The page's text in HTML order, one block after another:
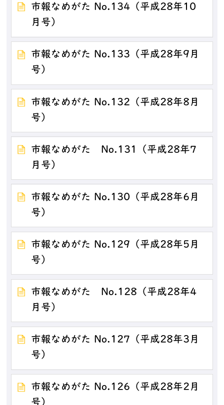
市報なめがた No.134（平成28年10
月号）
市報なめがた No.133（平成28年9月
号）
市報なめがた No.132（平成28年8月
号）
市報なめがた No.131（平成28年7
月号）
市報なめがた No.130（平成28年6月
号）
市報なめがた No.129（平成28年5月
号）
市報なめがた No.128（平成28年4
月号）
市報なめがた No.127（平成28年3月
号）
市報なめがた No.126（平成28年2月